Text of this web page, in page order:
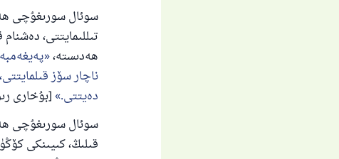
سوئال سورىغۇچى
تىللىمايتتى،
ھەدىستە،
ناچار سۆز
دەيتتى. [بۇخارى رىۋايىتى
سوئال سورىغۇچى
قىلىڭ، كىيىنكى